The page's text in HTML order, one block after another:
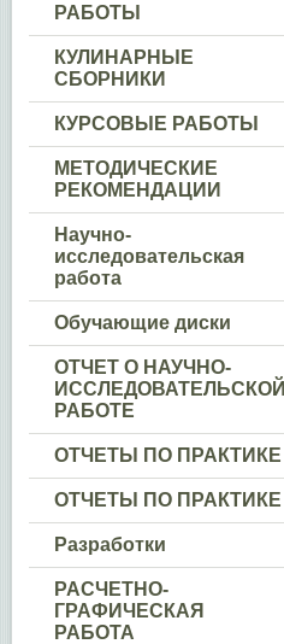
РАБОТЫ
КУЛИНАРНЫЕ
СБОРНИКИ
КУРСОВЫЕ РАБОТЫ
МЕТОДИЧЕСКИЕ
РЕКОМЕНДАЦИИ
Научно-
исследовательская
работа
Обучающие диски
ОТЧЕТ О НАУЧНО-
ИССЛЕДОВАТЕЛЬСКОЙ
РАБОТЕ
ОТЧЕТЫ ПО ПРАКТИКЕ
ОТЧЕТЫ ПО ПРАКТИКЕ
Разработки
РАСЧЕТНО-
ГРАФИЧЕСКАЯ
РАБОТА